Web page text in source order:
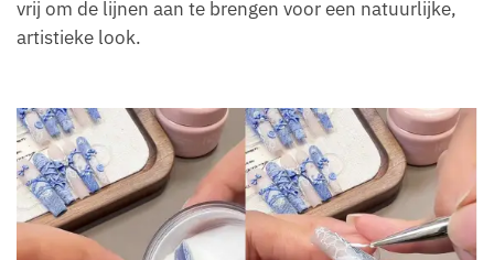
vrij om de lijnen aan te brengen voor een natuurlijke,
artistieke look.